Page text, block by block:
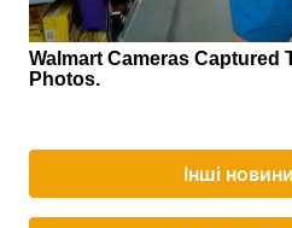
Інші новини